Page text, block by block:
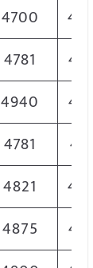
4700
4781
4940
4781
4821
4875